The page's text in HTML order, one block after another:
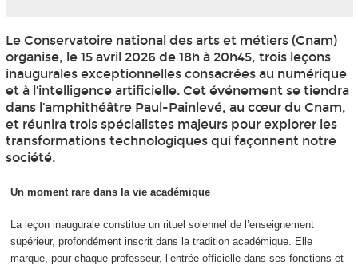
Le Conservatoire national des arts et métiers (Cnam)
organise, le 15 avril 2026 de 18h à 20h45, trois leçons
inaugurales exceptionnelles consacrées au numérique
et à l’intelligence artificielle. Cet événement se tiendra
dans l’amphithéâtre Paul-Painlevé, au cœur du Cnam,
et réunira trois spécialistes majeurs pour explorer les
transformations technologiques qui façonnent notre
société.
Un moment rare dans la vie académique
La leçon inaugurale constitue un rituel solennel de l’enseignement
supérieur, profondément inscrit dans la tradition académique. Elle
marque, pour chaque professeur, l’entrée officielle dans ses fonctions et